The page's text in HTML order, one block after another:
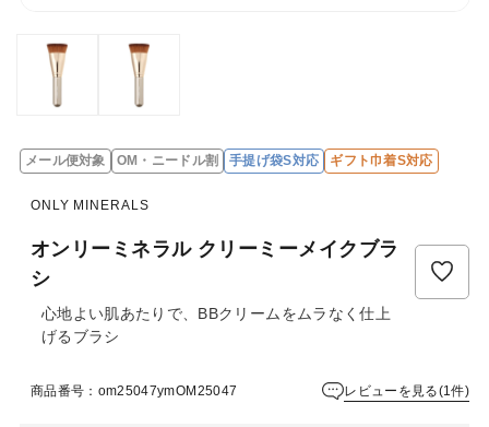
メール便対象 OM・ニードル割 手提げ袋S対応 ギフト巾着S対応
ONLY MINERALS
オンリーミネラル クリーミーメイクブラ
シ
心地よい肌あたりで、BBクリームをムラなく仕上
げるブラシ
商品番号：om25047ymOM25047 レビューを見る(1件)